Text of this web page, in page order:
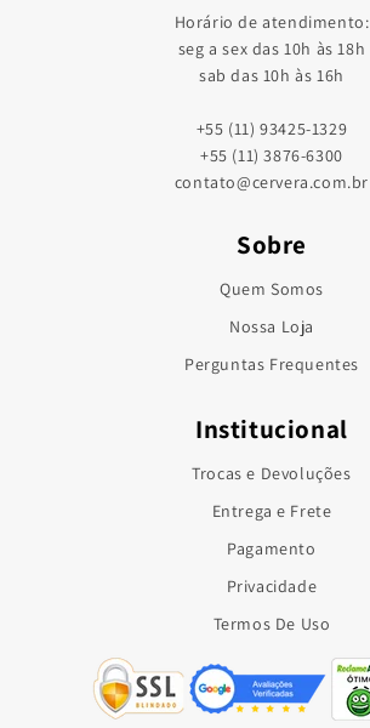
Horário de atendimento:
seg a sex das 10h às 18h
sab das 10h às 16h
+55 (11) 93425-1329
+55 (11) 3876-6300
contato@cervera.com.br
Sobre
Quem Somos
Nossa Loja
Perguntas Frequentes
Institucional
Trocas e Devoluções
Entrega e Frete
Pagamento
Privacidade
Termos De Uso